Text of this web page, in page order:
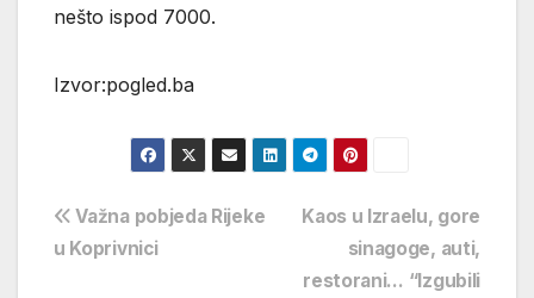
nešto ispod 7000.
Izvor:pogled.ba
Navigacija
objava
Kaos u Izraelu, gore
sinagoge, auti,
restorani… “Izgubili
Važna pobjeda Rijeke
u Koprivnici